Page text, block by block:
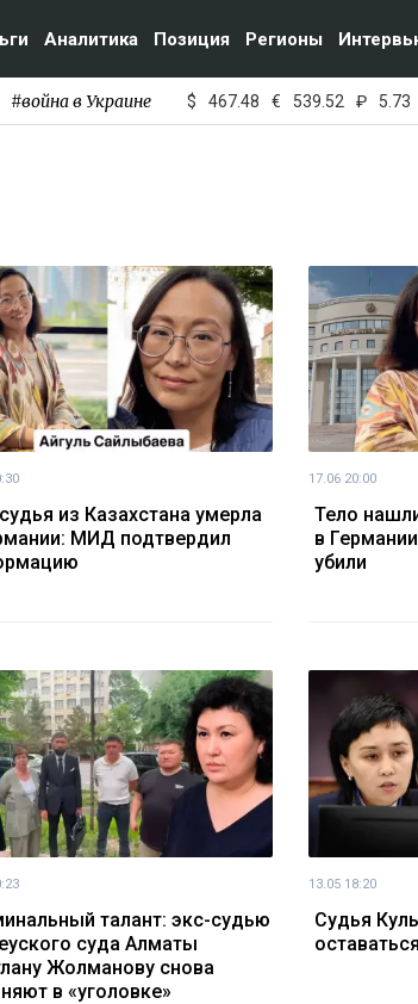
Аналитика Позиция Регионы
#война в Украине $ 467.48 € 539.52 ₽ 5.73
из Казахстана умерла
МИД подтвердил
17.06 20:00
Тело
в
убили
талант: экс-судью
суда Алматы
Жолманову снова
в «уголовке»
13.05 18:20
Судья